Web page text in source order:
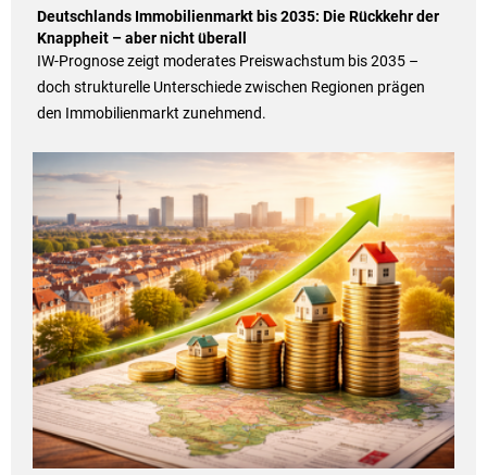
Deutschlands Immobilienmarkt bis 2035: Die Rückkehr der
Knappheit – aber nicht überall
IW-Prognose zeigt moderates Preiswachstum bis 2035 –
doch strukturelle Unterschiede zwischen Regionen prägen
den Immobilienmarkt zunehmend.